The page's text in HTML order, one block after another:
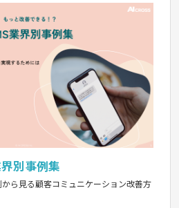
別事例集
ら見る顧客コミュニケーション改善方